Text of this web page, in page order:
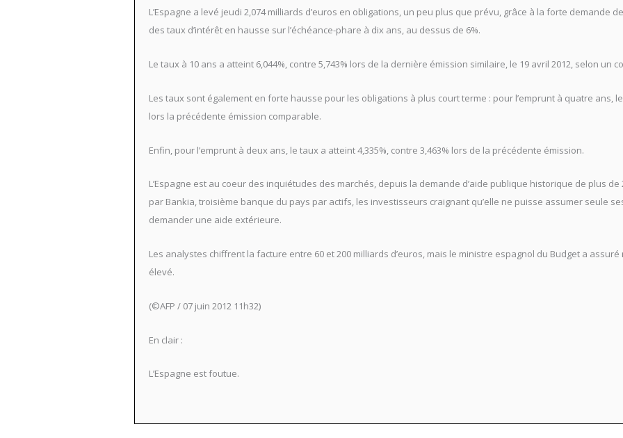
L’Espagne a levé jeudi 2,074 milliards d’euros en obligations, un peu plus que prévu, grâce à la forte demande
des taux d’intérêt en hausse sur l’échéance-phare à dix ans, au dessus de 6%.
Le taux à 10 ans a atteint 6,044%, contre 5,743% lors de la dernière émission similaire, le 19 avril 2012, selon un
Les taux sont également en forte hausse pour les obligations à plus court terme : pour l’emprunt à quatre ans,
lors la précédente émission comparable.
Enfin, pour l’emprunt à deux ans, le taux a atteint 4,335%, contre 3,463% lors de la précédente émission.
L’Espagne est au coeur des inquiétudes des marchés, depuis la demande d’aide publique historique de plus
par Bankia, troisième banque du pays par actifs, les investisseurs craignant qu’elle ne puisse assumer seule
demander une aide extérieure.
Les analystes chiffrent la facture entre 60 et 200 milliards d’euros, mais le ministre espagnol du Budget a
élevé.
(©AFP / 07 juin 2012 11h32)
En clair :
L’Espagne est foutue.